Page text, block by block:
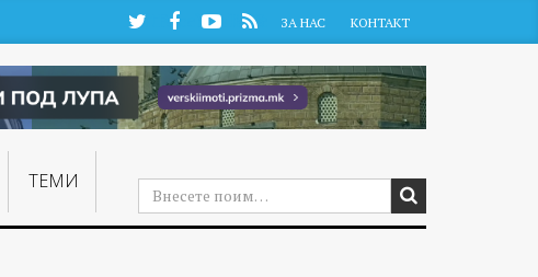
TwitterFacebookYouTube
RSS ЗА НАС КОНТАКТ
ТЕМИ